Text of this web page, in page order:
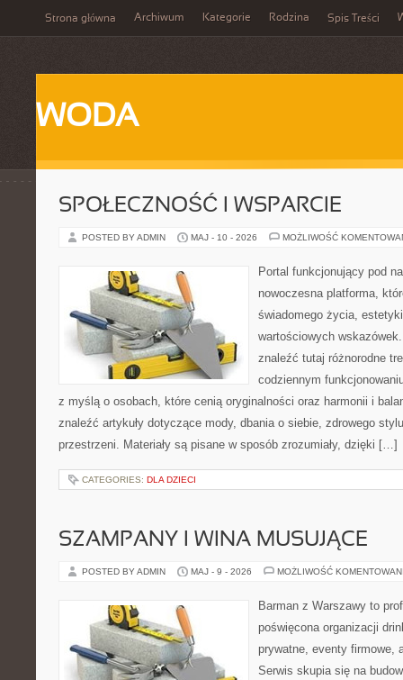
Strona główna Archiwum Kategorie Rodzina Spis Treści
WODA
SPOŁECZNOŚĆ I WSPARCIE
POSTED BY ADMIN MAJ - 10 - 2026 MOŻLIWOŚĆ
Portal funkcjonujący pod
nowoczesna platforma,
świadomego życia,
wartościowych
znaleźć tutaj różnorodne
codziennym
z myślą o osobach, które cenią oryginalności oraz harmonii i
znaleźć artykuły dotyczące mody, dbania o siebie, zdrowego
przestrzeni. Materiały są pisane w sposób zrozumiały, dzięki […]
CATEGORIES: DLA DZIECI
SZAMPANY I WINA MUSUJĄCE
POSTED BY ADMIN MAJ - 9 - 2026 MOŻLIWOŚĆ
Barman z Warszawy to
poświęcona organizacji
prywatne, eventy firmowe,
Serwis skupia się na